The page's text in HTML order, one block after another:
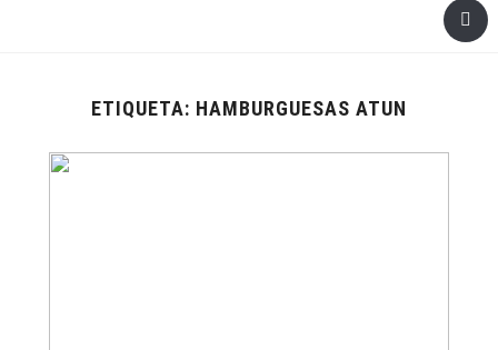
ETIQUETA: HAMBURGUESAS ATUN